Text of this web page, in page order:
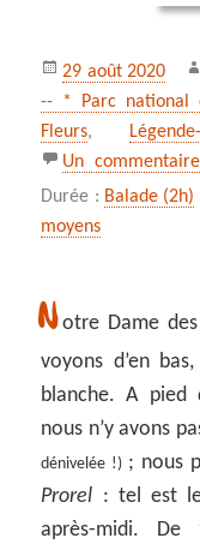
Publié
le
29 août 2020
-- * Parc national
Fleurs,
Un commentaire
Durée : Balade (2h)
moyens
Notre Dame
voyons d’en
blanche. A pied
nous n’y avons
dénivelée !); nous
Prorel : tel est
après-midi.